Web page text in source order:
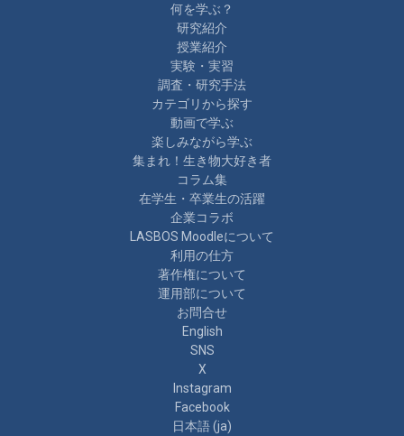
何を学ぶ？
研究紹介
授業紹介
実験・実習
調査・研究手法
カテゴリから探す
動画で学ぶ
楽しみながら学ぶ
集まれ！生き物大好き者
コラム集
在学生・卒業生の活躍
企業コラボ
LASBOS Moodleについて
利用の仕方
著作権について
運用部について
お問合せ
English
SNS
X
Instagram
Facebook
日本語 ‎(ja)‎